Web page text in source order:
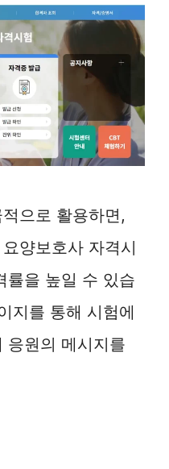
으로 활용하면,
양보호사 자격시
률을 높일 수 있습
지를 통해 시험에
응원의 메시지를